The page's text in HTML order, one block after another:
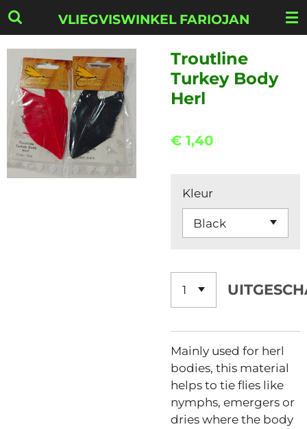
Ga
direct
naar
hoofdinhoud
VLIEGVISWINKEL FARIOJAN
Troutline
Turkey Body
Herl
€ 1,40
Kleur
Mainly used for herl
bodies, this material
helps to tie flies like
nymphs, emergers or
dries where the body